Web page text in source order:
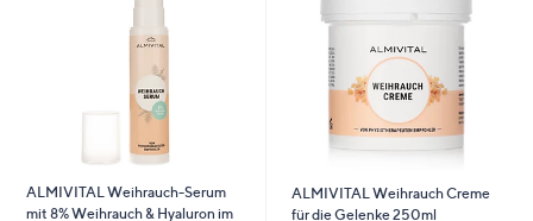
ALMIVITAL Weihrauch-Serum
mit 8% Weihrauch & Hyaluron im
ALMIVITAL Weihrauch Creme
für die Gelenke 250ml